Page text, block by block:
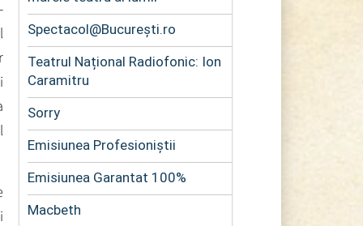
Spectacol@București.ro
Teatrul Național Radiofonic: Ion
Caramitru
Sorry
Emisiunea Profesioniștii
Emisiunea Garantat 100%
Macbeth